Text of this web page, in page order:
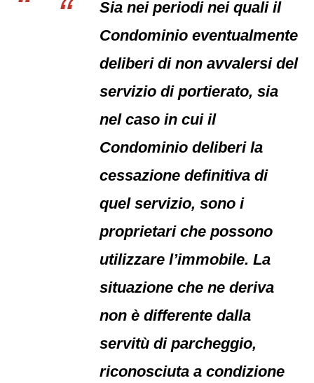
Sia nei periodi nei quali il
Condominio eventualmente
deliberi di non avvalersi del
servizio di portierato, sia
nel caso in cui il
Condominio deliberi la
cessazione definitiva di
quel servizio, sono i
proprietari che possono
utilizzare l’immobile. La
situazione che ne deriva
non è differente dalla
servitù di parcheggio,
riconosciuta a condizione